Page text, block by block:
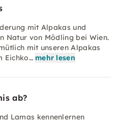
mit Alpakas und
Natur von Mödling bei Wien.
mit unseren Alpakas
Eichko… mehr lesen
ab?
Lamas kennenlernen